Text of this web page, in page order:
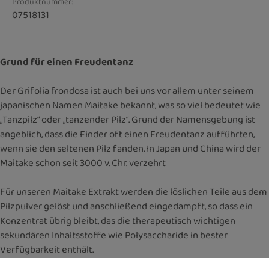
07518131
Grund für einen Freudentanz
Der Grifolia frondosa ist auch bei uns vor allem unter seinem
japanischen Namen Maitake bekannt, was so viel bedeutet wie
„Tanzpilz“ oder „tanzender Pilz“. Grund der Namensgebung ist
angeblich, dass die Finder oft einen Freudentanz aufführten,
wenn sie den seltenen Pilz fanden. In Japan und China wird der
Maitake schon seit 3000 v. Chr. verzehrt
Für unseren Maitake Extrakt werden die löslichen Teile aus dem
Pilzpulver gelöst und anschließend eingedampft, so dass ein
Konzentrat übrig bleibt, das die therapeutisch wichtigen
sekundären Inhaltsstoffe wie Polysaccharide in bester
Verfügbarkeit enthält.